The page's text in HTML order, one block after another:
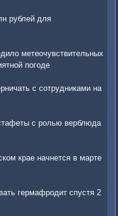
рублей для
метеочувствительных
погоде
с сотрудниками на
с ролью верблюда
крае начнется в марте
гермафродит спустя 2